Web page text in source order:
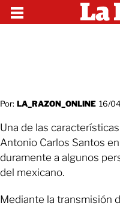
Por: LA_RAZON_ONLINE 16/
Una de las
Antonio Carlos Santos
duramente a algunos
del mexicano.
Mediante la transmisión